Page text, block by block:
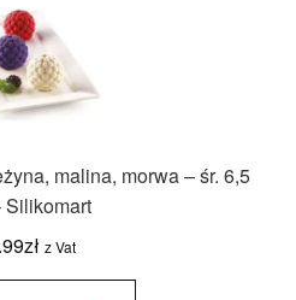
malina, morwa – śr. 6,5
Silikomart
zł z Vat